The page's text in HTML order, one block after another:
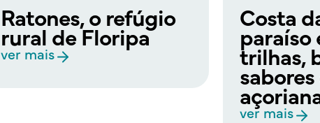
Ratones, o refúgio
rural de Floripa
ver mais
Costa
paraíso
trilhas,
ver mais